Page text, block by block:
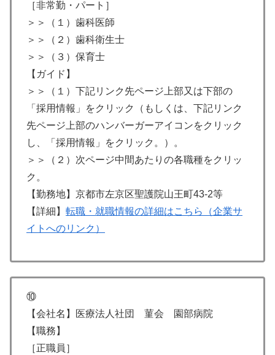
［非常勤・パート］
＞＞（１）歯科医師
＞＞（２）歯科衛生士
＞＞（３）保育士
【ガイド】
＞＞（１）下記リンク先ページ上部又は下部の
「採用情報」をクリック（もしくは、下記リンク
先ページ上部のハンバーガーアイコンをクリック
し、「採用情報」をクリック。）。
＞＞（２）次ページ中間あたりの各職種をクリッ
ク。
【勤務地】京都市左京区聖護院山王町43-2等
【詳細】 転職・就職情報の詳細はこちら（企業サ
イトへのリンク）
⑩
【会社名】医療法人社団 菫会 園部病院
【職務】
［正職員］